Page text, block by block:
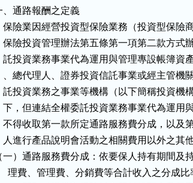
、通路報酬之定義
保險業因經營投資型保險業務（投資型保險
保險投資管理辦法第五條第一項第二款方式
託投資業務事業代為運用與管理專設帳簿資
、總代理人、證券投資信託事業或經主管機
託投資業務之事業等機構（以下簡稱投資機
下，但連結全權委託投資業務事業代為運用
不得收取第一款所定通路服務費分成，以及
人進行產品說明會活動之相關費用以外之其
一）通路服務費分成：依要保人持有期間及
理費、管理費、分銷費等合計收入之分成比